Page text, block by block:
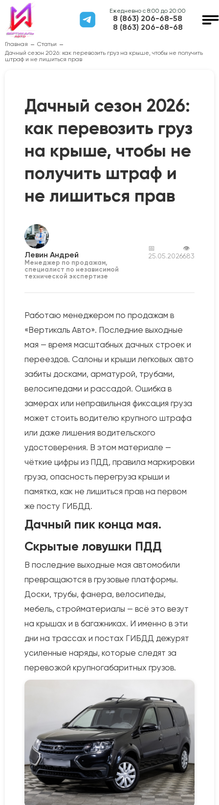
Ежедневно с 8:00 до 20:00
8 (863) 206-68-58
8 (863) 206-68-68
Главная
Статьи
Дачный сезон 2026: как перевозить груз на крыше, чтобы не получить
штраф и не лишиться прав
Дачный сезон 2026:
как перевозить груз
на крыше, чтобы не
получить штраф и
не лишиться прав
Левин Андрей
Менеджер по продажам,
специалист по независимой
технической экспертизе
📅
25.05.2026
👁
683
Работаю менеджером по продажам в
«Вертикаль Авто». Последние выходные
мая — время масштабных дачных строек и
переездов. Салоны и крыши легковых авто
забиты досками, арматурой, трубами,
велосипедами и рассадой. Ошибка в
замерах или неправильная фиксация груза
может стоить водителю крупного штрафа
или даже лишения водительского
удостоверения. В этом материале —
чёткие цифры из ПДД, правила маркировки
груза, опасность перегруза крыши и
памятка, как не лишиться прав на первом
же посту ГИБДД.
Дачный пик конца мая.
Скрытые ловушки ПДД
В последние выходные мая автомобили
превращаются в грузовые платформы.
Доски, трубы, фанера, велосипеды,
мебель, стройматериалы — всё это везут
на крышах и в багажниках. И именно в эти
дни на трассах и постах ГИБДД дежурят
усиленные наряды, которые следят за
перевозкой крупногабаритных грузов.